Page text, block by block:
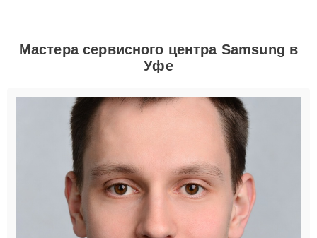
Мастера сервисного центра Samsung в
Уфе